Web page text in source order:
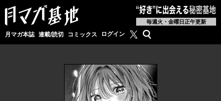
毎週火・金曜日正午更新
月マガ本誌 連載/読切 コミックス ログイン 月マガ基地公式X
検索